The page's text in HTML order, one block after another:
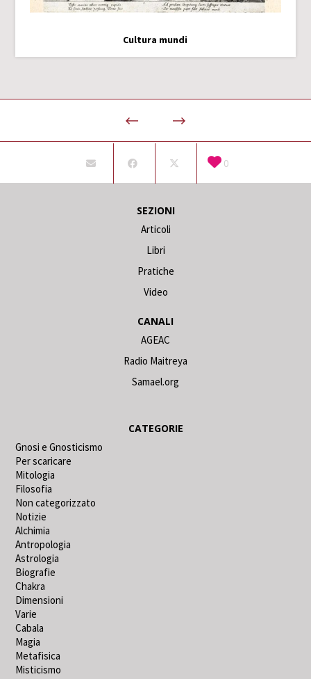
Cultura mundi
0
SEZIONI
Articoli
Libri
Pratiche
Video
CANALI
AGEAC
Radio Maitreya
Samael.org
CATEGORIE
Gnosi e Gnosticismo
Per scaricare
Mitologia
Filosofia
Non categorizzato
Notizie
Alchimia
Antropologia
Astrologia
Biografie
Chakra
Dimensioni
Varie
Cabala
Magia
Metafisica
Misticismo